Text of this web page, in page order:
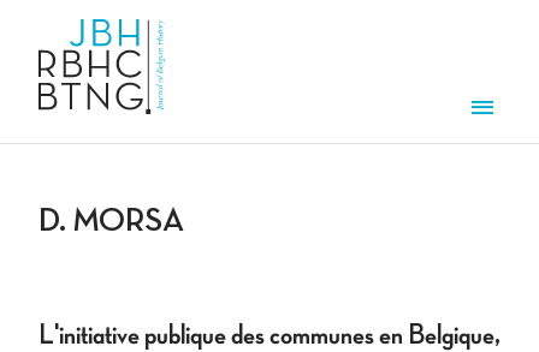
D. MORSA
L'initiative publique des communes en Belgique,